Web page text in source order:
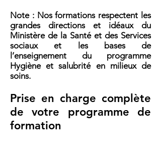
Note : Nos formations respectent les
grandes directions et idéaux du
Ministère de la Santé et des Services
sociaux et les bases de
l’enseignement du programme
Hygiène et salubrité en milieux de
soins.
Prise en charge complète
de votre programme de
formation